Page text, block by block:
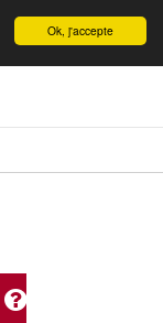
English Ok, j'accepte